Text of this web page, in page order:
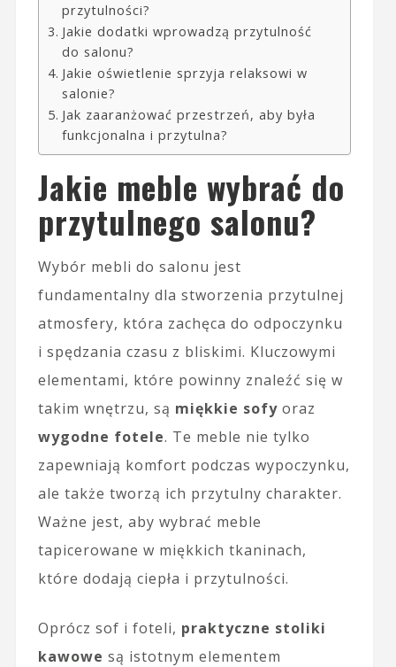
przytulności?
Jakie dodatki wprowadzą przytulność
do salonu?
Jakie oświetlenie sprzyja relaksowi w
salonie?
Jak zaaranżować przestrzeń, aby była
funkcjonalna i przytulna?
Jakie meble wybrać do
przytulnego salonu?
Wybór mebli do salonu jest
fundamentalny dla stworzenia przytulnej
atmosfery, która zachęca do odpoczynku
i spędzania czasu z bliskimi. Kluczowymi
elementami, które powinny znaleźć się w
takim wnętrzu, są miękkie sofyoraz
wygodne fotele. Te meble nie tylko
zapewniają komfort podczas wypoczynku,
ale także tworzą ich przytulny charakter.
Ważne jest, aby wybrać meble
tapicerowane w miękkich tkaninach,
które dodają ciepła i przytulności.
Oprócz sof i foteli, praktyczne stoliki
kawowe są istotnym elementem